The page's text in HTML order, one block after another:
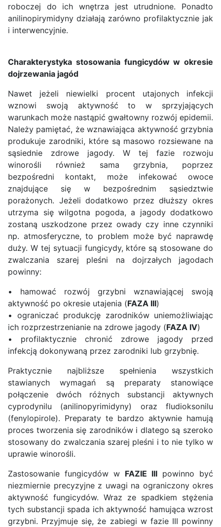
roboczej do ich wnętrza jest utrudnione. Ponadto
anilinopirymidyny działają zarówno profilaktycznie jak
i interwencyjnie.
Charakterystyka stosowania fungicydów w okresie
dojrzewania jagód
Nawet jeżeli niewielki procent utajonych infekcji
wznowi swoją aktywność to w sprzyjających
warunkach może nastąpić gwałtowny rozwój epidemii.
Należy pamiętać, że wznawiająca aktywność grzybnia
produkuje zarodniki, które są masowo rozsiewane na
sąsiednie zdrowe jagody. W tej fazie rozwoju
winorośli również sama grzybnia, poprzez
bezpośredni kontakt, może infekować owoce
znajdujące się w bezpośrednim sąsiedztwie
porażonych. Jeżeli dodatkowo przez dłuższy okres
utrzyma się wilgotna pogoda, a jagody dodatkowo
zostaną uszkodzone przez owady czy inne czynniki
np. atmosferyczne, to problem może być naprawdę
duży. W tej sytuacji fungicydy, które są stosowane do
zwalczania szarej pleśni na dojrzałych jagodach
powinny:
• hamować rozwój grzybni wznawiającej swoją
aktywność po okresie utajenia (FAZA III)
• ograniczać produkcję zarodników uniemożliwiając
ich rozprzestrzenianie na zdrowe jagody (FAZA IV)
• profilaktycznie chronić zdrowe jagody przed
infekcją dokonywaną przez zarodniki lub grzybnię.
Praktycznie najbliższe spełnienia wszystkich
stawianych wymagań są preparaty stanowiące
połączenie dwóch różnych substancji aktywnych
cyprodynilu (anilinopyrimidyny) oraz fludioksonilu
(fenylopirole). Preparaty te bardzo aktywnie hamują
proces tworzenia się zarodników i dlatego są szeroko
stosowany do zwalczania szarej pleśni i to nie tylko w
uprawie winorośli.
Zastosowanie fungicydów w FAZIE III powinno być
niezmiernie precyzyjne z uwagi na ograniczony okres
aktywność fungicydów. Wraz ze spadkiem stężenia
tych substancji spada ich aktywność hamująca wzrost
grzybni. Przyjmuje się, że zabiegi w fazie III powinny